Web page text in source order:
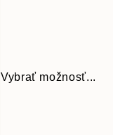
Vybrať možnosť...